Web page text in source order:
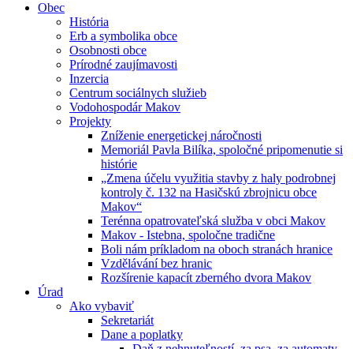
Obec
História
Erb a symbolika obce
Osobnosti obce
Prírodné zaujímavosti
Inzercia
Centrum sociálnych služieb
Vodohospodár Makov
Projekty
Zníženie energetickej náročnosti
Memoriál Pavla Bilíka, spoločné pripomenutie si
histórie
„Zmena účelu využitia stavby z haly podrobnej
kontroly č. 132 na Hasičskú zbrojnicu obce
Makov“
Terénna opatrovateľská služba v obci Makov
Makov - Istebna, spoločne tradične
Boli nám príkladom na oboch stranách hranice
Vzdělávání bez hranic
Rozšírenie kapacít zberného dvora Makov
Úrad
Ako vybaviť
Sekretariát
Dane a poplatky